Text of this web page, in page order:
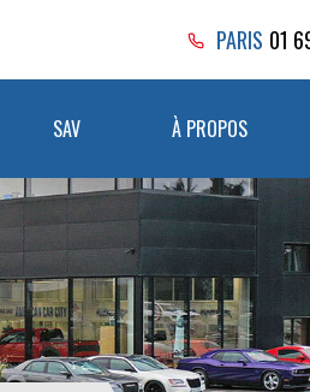
PARIS 01
SAV À PROPOS